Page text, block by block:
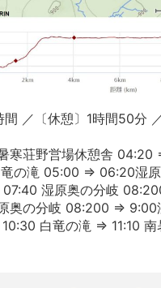
間 ／〔休憩〕1時間50分
寒荘野営場休憩舎 04:20
の滝 05:00 ⇒ 06:20湿
07:40 湿原奥の分岐 08:20
奥の分岐 08:200 ⇒ 9:00
10:30 白竜の滝 ⇒ 11:10 南